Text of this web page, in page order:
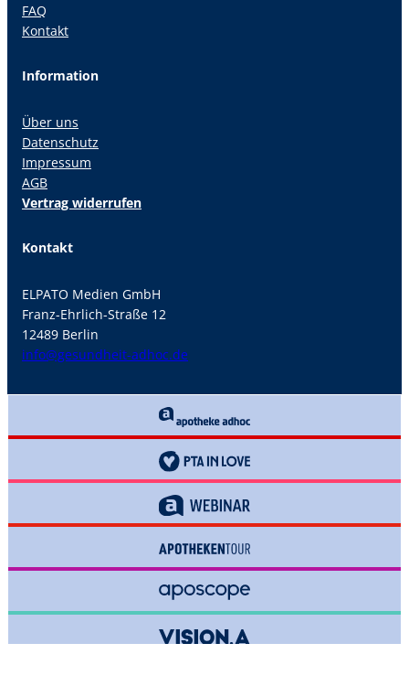
FAQ
Kontakt
Information
Über uns
Datenschutz
Impressum
AGB
Vertrag widerrufen
Kontakt
ELPATO Medien GmbH
Franz-Ehrlich-Straße 12
12489 Berlin
info@gesundheit-adhoc.de